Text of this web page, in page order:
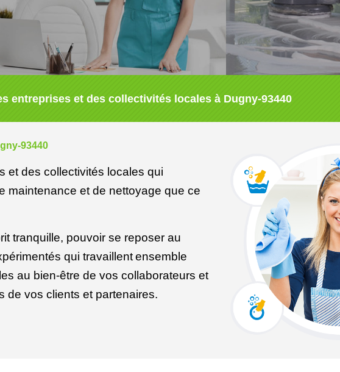
entreprises et des collectivités locales à Dugny-93440
93440
et des collectivités locales qui
maintenance et de nettoyage que ce
tranquille, pouvoir se reposer au
qui travaillentensemble
au bien-être de vos collaborateurs et
de vos clients et partenaires.